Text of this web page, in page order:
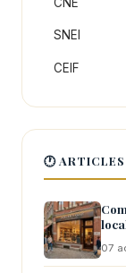
SNEI
CEIF
🕐
07